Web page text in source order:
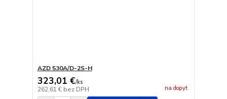
AZD 530A/D-2S-H
323,01 €/ks
262,61 € bez DPH na dopyt